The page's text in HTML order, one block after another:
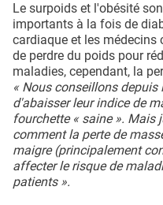
Le surpoids et l'obésité
importants à la fois de
cardiaque et les
de perdre du poids pour
maladies, cependant, la
« Nous conseillons
d'abaisser leur indice de
fourchette « saine ». Mais
comment la perte de
maigre (principalement
affecter le risque de
patients ».